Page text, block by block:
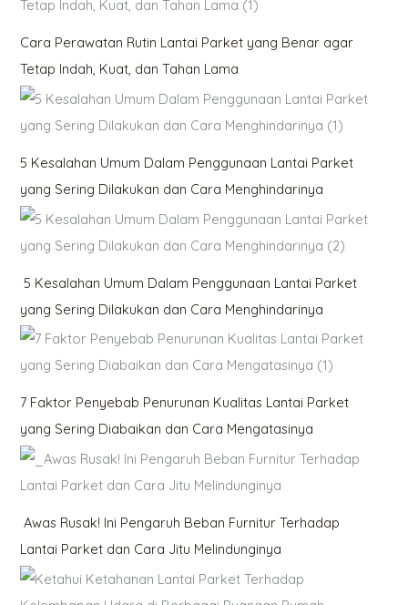
Cara Perawatan Rutin Lantai Parket yang Benar agar
Tetap Indah, Kuat, dan Tahan Lama
5 Kesalahan Umum Dalam Penggunaan Lantai Parket
yang Sering Dilakukan dan Cara Menghindarinya
5 Kesalahan Umum Dalam Penggunaan Lantai Parket
yang Sering Dilakukan dan Cara Menghindarinya
7 Faktor Penyebab Penurunan Kualitas Lantai Parket
yang Sering Diabaikan dan Cara Mengatasinya
Awas Rusak! Ini Pengaruh Beban Furnitur Terhadap
Lantai Parket dan Cara Jitu Melindunginya